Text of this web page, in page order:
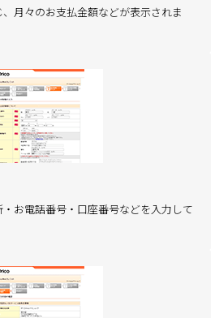
月々のお支払金額などが表示されま
お電話番号・口座番号などを入力して